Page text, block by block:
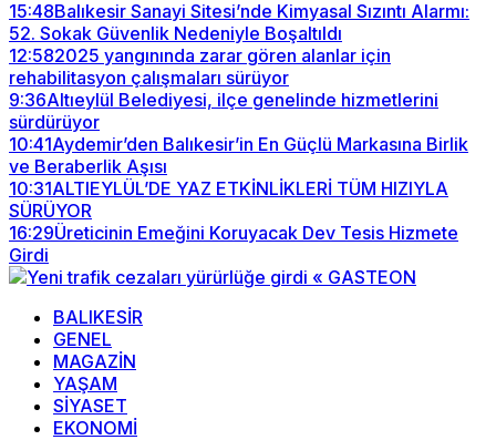
15:48Balıkesir Sanayi Sitesi’nde Kimyasal Sızıntı Alarmı:
52. Sokak Güvenlik Nedeniyle Boşaltıldı
12:582025 yangınında zarar gören alanlar için
rehabilitasyon çalışmaları sürüyor
9:36Altıeylül Belediyesi, ilçe genelinde hizmetlerini
sürdürüyor
10:41Aydemir’den Balıkesir’in En Güçlü Markasına Birlik
ve Beraberlik Aşısı
10:31ALTIEYLÜL’DE YAZ ETKİNLİKLERİ TÜM HIZIYLA
SÜRÜYOR
16:29Üreticinin Emeğini Koruyacak Dev Tesis Hizmete
Girdi
BALIKESİR
GENEL
MAGAZİN
YAŞAM
SİYASET
EKONOMİ